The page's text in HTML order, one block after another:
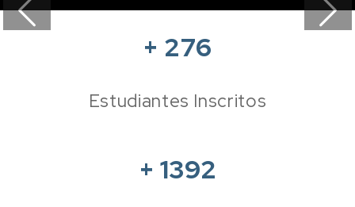
Previous Next
+ 276
Estudiantes Inscritos
+ 1392